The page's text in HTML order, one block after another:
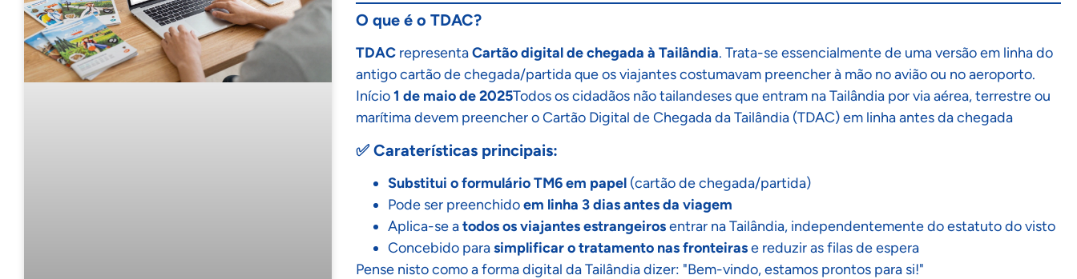
O que é o TDAC?
TDACrepresentaCartão digital de chegada à Tailândia. Trata-se essencialmente de uma versão em linha do
antigo cartão de chegada/partida que os viajantes costumavam preencher à mão no avião ou no aeroporto.
Início1 de maio de 2025Todos os cidadãos não tailandeses que entram na Tailândia por via aérea, terrestre ou
marítima devem preencher o Cartão Digital de Chegada da Tailândia (TDAC) em linha antes da chegada
✅ Caraterísticas principais:
Substitui o formulário TM6 em papel(cartão de chegada/partida)
Pode ser preenchidoem linha 3 dias antes da viagem
Aplica-se atodos os viajantes estrangeirosentrar na Tailândia, independentemente do estatuto do visto
Concebido parasimplificar o tratamento nas fronteirase reduzir as filas de espera
Pense nisto como a forma digital da Tailândia dizer: "Bem-vindo, estamos prontos para si!"